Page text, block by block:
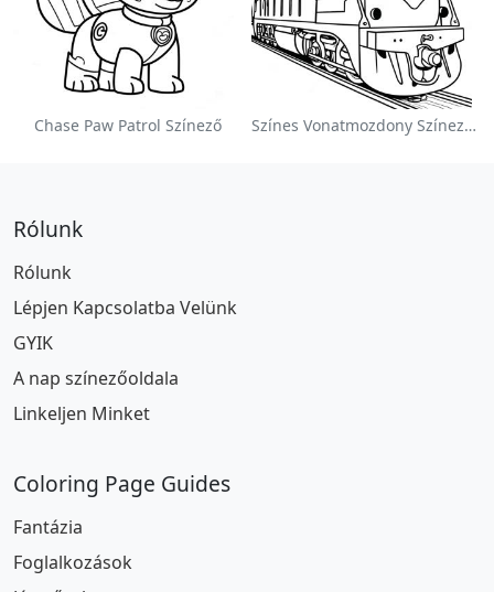
Chase Paw Patrol Színező Színes Vonatmozdony Színezőlap
Rólunk
Rólunk
Lépjen Kapcsolatba Velünk
GYIK
A nap színezőoldala
Linkeljen Minket
Coloring Page Guides
Fantázia
Foglalkozások